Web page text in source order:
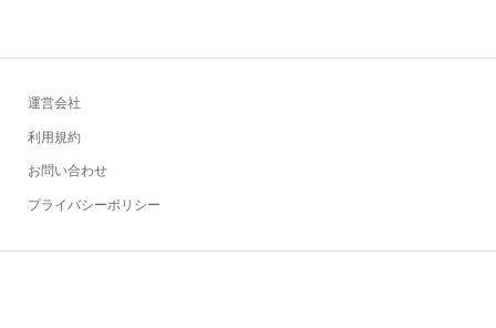
運営会社
利用規約
お問い合わせ
プライバシーポリシー